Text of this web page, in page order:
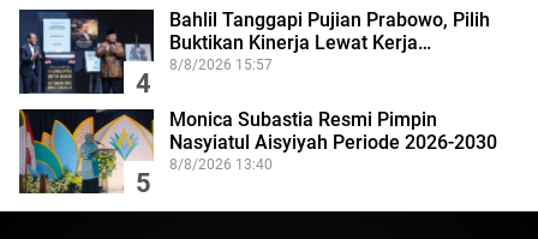
4
Bahlil Tanggapi Pujian Prabowo, Pilih
Buktikan Kinerja Lewat Kerja…
8/8/2026 15:57
5
Monica Subastia Resmi Pimpin
Nasyiatul Aisyiyah Periode 2026-2030
8/8/2026 13:40